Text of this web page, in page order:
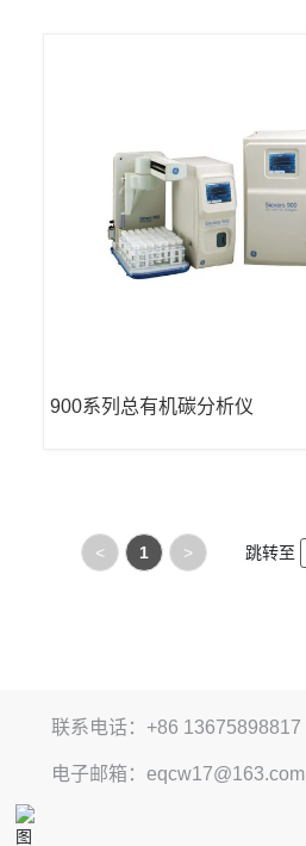
900系列总有机碳分析仪
< 1 > 跳转至
联系电话：+86 13675898817
电子邮箱：eqcw17@163.com